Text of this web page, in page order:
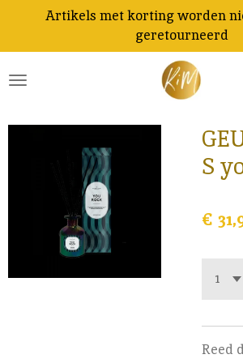
naar
de
Artikels met korting worden
geretourneerd
S
€
Reed